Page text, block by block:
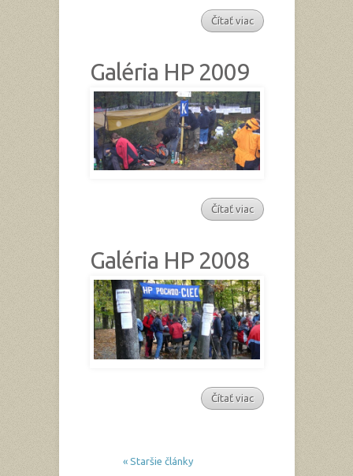
Čítať viac
Galéria HP 2009
Čítať viac
Galéria HP 2008
Čítať viac
« Staršie články